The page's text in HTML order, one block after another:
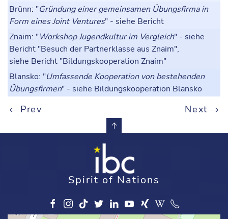
Brünn: "Gründung einer gemeinsamen Übungsfirma in
Form eines Joint Ventures" - siehe Bericht
Znaim: "Workshop Jugendkultur im Vergleich" - siehe
Bericht "Besuch der Partnerklasse aus Znaim",
siehe Bericht "Bildungskooperation Znaim"
Blansko: "Umfassende Kooperation von bestehenden
Übungsfirmen" - siehe Bildungskooperation Blansko
Prev Next
Spirit of Nations